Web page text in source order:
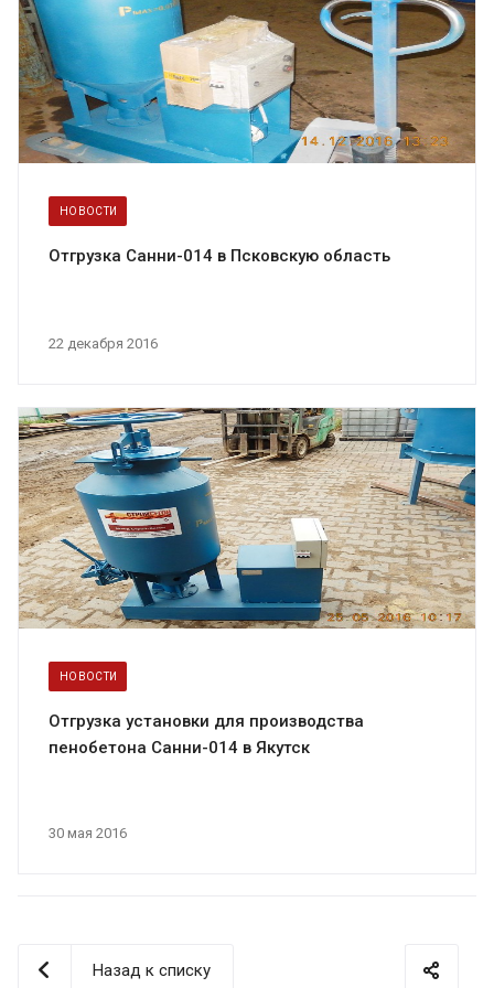
22 декабря 2016
НОВОСТИ
Отгрузка Санни-014 в Псковскую область
30 мая 2016
НОВОСТИ
Отгрузка установки для производства
пенобетона Санни-014 в Якутск
Назад к списку